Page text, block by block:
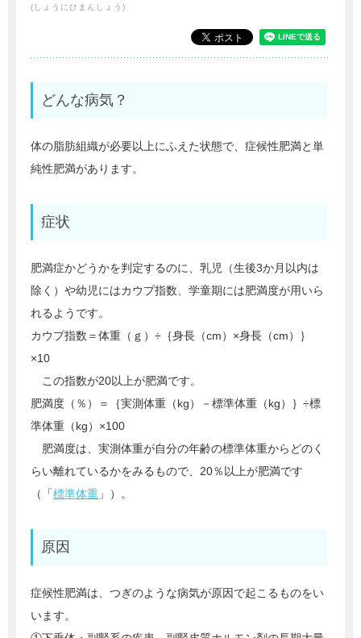
(しょうにひまんしょう)
どんな病気？
体の脂肪組織が必要以上にふえた状態で、症候性肥満と単
純性肥満があります。
症状
肥満症かどうかを判定するのに、乳児（生後3か月以内は
除く）や幼児にはカウプ指数、学童期には肥満度が用いら
れるようです。
カウプ指数＝体重（ｇ）÷｛身長（cm）×身長（cm）｝
×10
この指数が20以上が肥満です。
肥満度（％）＝｛実測体重（kg）－標準体重（kg）｝÷標
準体重（kg）×100
肥満度は、実測体重が自分の年齢の標準体重からどのく
らい離れているかをみるもので、20％以上が肥満です
（「標準体重 」）。
原因
症候性肥満は、つぎのような病気が原因で起こるものをい
います。